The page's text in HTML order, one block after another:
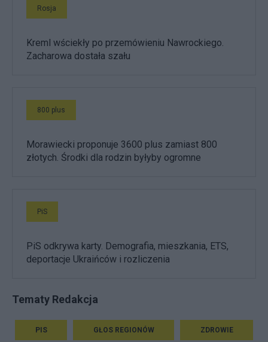
Rosja
Kreml wściekły po przemówieniu Nawrockiego.
Zacharowa dostała szału
800 plus
Morawiecki proponuje 3600 plus zamiast 800
złotych. Środki dla rodzin byłyby ogromne
PiS
PiS odkrywa karty. Demografia, mieszkania, ETS,
deportacje Ukraińców i rozliczenia
Tematy Redakcja
PIS GŁOS REGIONÓW ZDROWIE